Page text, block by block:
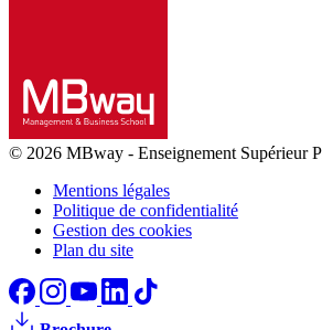
© 2026 MBway - Enseignement Supérieur
Mentions légales
Politique de confidentialité
Gestion des cookies
Plan du site